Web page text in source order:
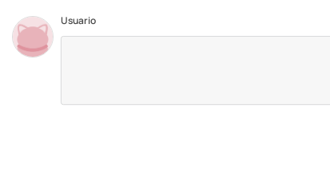
Usuario